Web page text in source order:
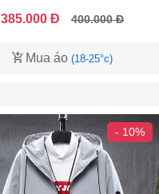
385.000 Đ 400.000 Đ
Mua áo(18-25°c)
- 10%